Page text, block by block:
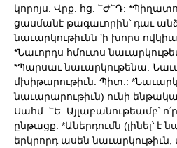
կորոյս. Վրք. հց. ՟Ժ՟Դ:
ցասմանէ թագաւորին՝ դաւ
նաւարկութիւնն ʼի խորս
*Նաւորդս հմուտս
*Պարսաւ նաւարկութենա:
մխիթարութիւն. Պիտ.:
նաւարարութիւն) ունի
Սահմ. ՟Ե: Այլաբանութեամբ՝
ընթացք. *Աներդումն (լինել՝ է
երկրորդ ասեն նաւարկութիւն,